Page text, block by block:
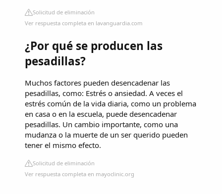
Solicitud de eliminación
Ver respuesta completa en lavanguardia.com
¿Por qué se producen las
pesadillas?
Muchos factores pueden desencadenar las
pesadillas, como: Estrés o ansiedad. A veces el
estrés común de la vida diaria, como un problema
en casa o en la escuela, puede desencadenar
pesadillas. Un cambio importante, como una
mudanza o la muerte de un ser querido pueden
tener el mismo efecto.
Solicitud de eliminación
Ver respuesta completa en mayoclinic.org